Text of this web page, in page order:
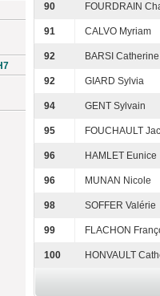
90 FOURDRAIN
91 CALVO Myriam
92 BARSI Catherine
92 GIARD Sylvia
94 GENT Sylvain
95 FOUCHAULT
96 HAMLET Eunice
96 MUNAN Nicole
98 SOFFER Valérie
99 FLACHON
100 HONVAULT